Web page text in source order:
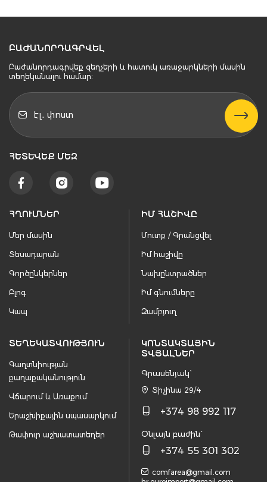
ԲԱԺԱՆՈՐԴԱԳՐՎԵԼ
Բաժանորդագրվեք զեղչերի և հատուկ առաջարկների մասին
տեղեկանալու համար։
ՀԵՏԵՒԵՔ ՄԵԶ
ՀՂՈՒՄՆԵՐ
Մեր մասին
Տեսադարան
Գործընկերներ
Բլոգ
Կապ
ԻՄ ՀԱՇԻՎԸ
Մուտք / Գրանցվել
Իմ հաշիվը
Նախընտրածներ
Իմ գնումները
Զամբյուղ
ՏԵՂԵԿԱՏՎՈՒԹՅՈՒՆ
Գաղտնիության
քաղաքականություն
Վճարում և Առաքում
Երաշխիքային սպասարկում
Թափուր աշխատատեղեր
ԿՈՆՏԱԿՏԱՅԻՆ
ՏՎՅԱԼՆԵՐ
Գրասենյակ`
Տիչինա 29/4
+374 98 992 117
Օնլայն բաժին`
+374 55 301 302
comfarea@gmail.com